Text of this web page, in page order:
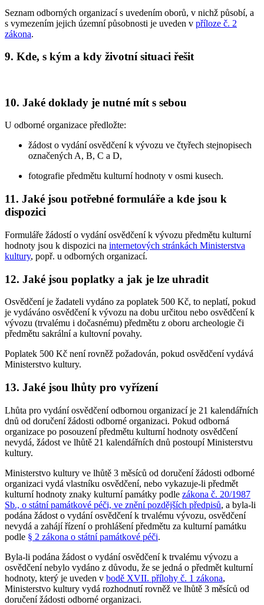
Seznam odborných organizací s uvedením oborů, v nichž působí, a
s vymezením jejich územní působnosti je uveden v příloze č. 2
zákona.
9. Kde, s kým a kdy životní situaci řešit
10. Jaké doklady je nutné mít s sebou
U odborné organizace předložte:
žádost o vydání osvědčení k vývozu ve čtyřech stejnopisech
označených A, B, C a D,
fotografie předmětu kulturní hodnoty v osmi kusech.
11. Jaké jsou potřebné formuláře a kde jsou k
dispozici
Formuláře žádostí o vydání osvědčení k vývozu předmětu kulturní
hodnoty jsou k dispozici na internetových stránkách Ministerstva
kultury, popř. u odborných organizací.
12. Jaké jsou poplatky a jak je lze uhradit
Osvědčení je žadateli vydáno za poplatek 500 Kč, to neplatí, pokud
je vydáváno osvědčení k vývozu na dobu určitou nebo osvědčení k
vývozu (trvalému i dočasnému) předmětu z oboru archeologie či
předmětu sakrální a kultovní povahy.
Poplatek 500 Kč není rovněž požadován, pokud osvědčení vydává
Ministerstvo kultury.
13. Jaké jsou lhůty pro vyřízení
Lhůta pro vydání osvědčení odbornou organizací je 21 kalendářních
dnů od doručení žádosti odborné organizaci. Pokud odborná
organizace po posouzení předmětu kulturní hodnoty osvědčení
nevydá, žádost ve lhůtě 21 kalendářních dnů postoupí Ministerstvu
kultury.
Ministerstvo kultury ve lhůtě 3 měsíců od doručení žádosti odborné
organizaci vydá vlastníku osvědčení, nebo vykazuje-li předmět
kulturní hodnoty znaky kulturní památky podle zákona č. 20/1987
Sb., o státní památkové péči, ve znění pozdějších předpisů, a byla-li
podána žádost o vydání osvědčení k trvalému vývozu, osvědčení
nevydá a zahájí řízení o prohlášení předmětu za kulturní památku
podle § 2 zákona o státní památkové péči.
Byla-li podána žádost o vydání osvědčení k trvalému vývozu a
osvědčení nebylo vydáno z důvodu, že se jedná o předmět kulturní
hodnoty, který je uveden v bodě XVII. přílohy č. 1 zákona,
Ministerstvo kultury vydá rozhodnutí rovněž ve lhůtě 3 měsíců od
doručení žádosti odborné organizaci.